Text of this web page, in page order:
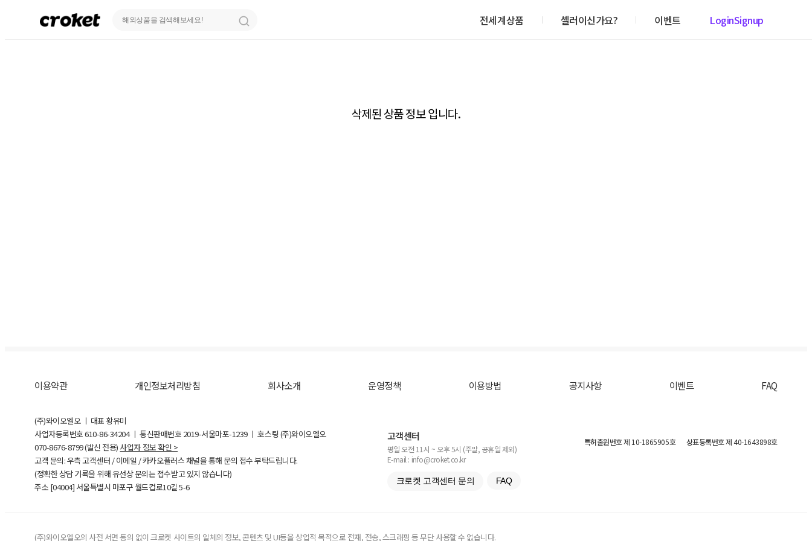
전세계상품 셀러이신가요? 이벤트 LoginSignup
삭제된 상품 정보 입니다.
이용약관 개인정보처리방침 회사소개 운영정책 이용방법 공지사항 이벤트 FAQ
(주)와이오엘오 ㅣ 대표 황유미
사업자등록번호610-86-34204ㅣ 통신판매번호 2019-서울마포-1239 ㅣ 호스팅 (주)와이오엘오
070-8676-8799 (발신 전용) 사업자 정보 확인 >
고객 문의: 우측 고객센터 / 이메일 / 카카오플러스 채널을 통해 문의 접수 부탁드립니다.
(정확한 상담 기록을 위해 유선상 문의는 접수받고 있지 않습니다)
주소 [04004] 서울특별시 마포구 월드컵로10길5-6
고객센터
평일 오전 11시 ~ 오후 5시 (주말, 공휴일 제외)
E-mail : info@croket.co.kr
크로켓 고객센터 문의 FAQ
특허출원번호제 10-1865905호 상표등록번호제 40-1643898호
(주)와이오엘오의 사전 서면 동의 없이 크로켓 사이트의 일체의 정보, 콘텐츠 및 UI등을 상업적 목적으로 전재, 전송, 스크래핑 등 무단 사용할 수 없습니다.